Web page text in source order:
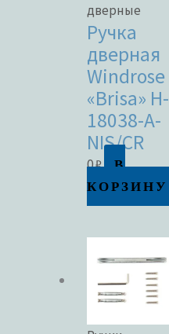
дверные
Ручка
дверная
Windrose
«Brisa» H-
18038-A-
NIS/CR
0₽
В
КОРЗИНУ